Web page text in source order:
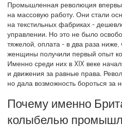
Промышленная революция
на массовую работу. Они стали
на текстильных фабриках -
управлении. Но это не было
тяжелой, оплата - в два раза
женщины получили первый опыт
Именно среди них в XIX веке
и движения за равные права.
но дала возможность бороться за
Почему именно
колыбелью